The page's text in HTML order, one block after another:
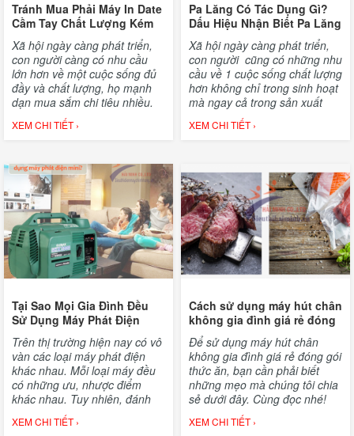
Tránh Mua Phải Máy In Date
Cầm Tay Chất Lượng Kém
Trong 3 Bước Đơn Giản
Xã hội ngày càng phát triển,
con người càng có nhu cầu
lớn hơn về một cuộc sống đủ
đầy và chất lượng, họ mạnh
dạn mua sắm chi tiêu nhiều.
Và một trong những tiêu chí
quyết định sản phẩm có được
XEM CHI TIẾT ›
Pa Lăng Có Tác Dụng Gì?
Dấu Hiệu Nhận Biết Pa Lăng
Chất Lượng
Xã hội ngày càng phát triển,
con người cũng có những nhu
cầu về 1 cuộc sống chất lượng
hơn không chỉ trong sinh hoạt
mà ngay cả trong sản xuất
cũng thế. Pa lăng vì đó mà ra
đời nhằm giải phóng sức lao
làm việc cao nhất.
XEM CHI TIẾT ›
Tại Sao Mọi Gia Đình Đều
Sử Dụng Máy Phát Điện
Trên thị trường hiện nay có vô
vàn các loại máy phát điện
khác nhau. Mỗi loại máy đều
có những ưu, nhược điểm
khác nhau. Tuy nhiên, đánh
giá về sức hút thì máy phát
điện mini là dòng máy bán
XEM CHI TIẾT ›
Cách sử dụng máy hút chân
không gia đình giá rẻ đóng
gói thức ăn
Để sử dụng máy hút chân
không gia đình giá rẻ đóng gói
thức ăn, bạn cần phải biết
những mẹo mà chúng tôi chia
sẻ dưới đây. Cùng đọc nhé!
XEM CHI TIẾT ›